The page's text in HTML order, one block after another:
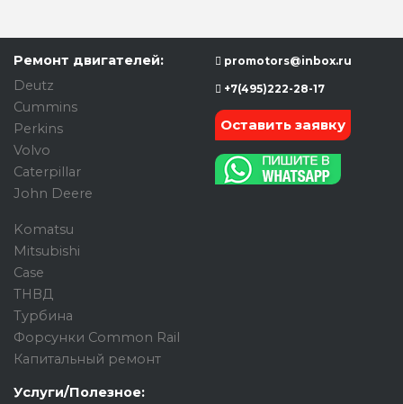
Ремонт двигателей:
Deutz
Cummins
Perkins
Volvo
Caterpillar
John Deere
Komatsu
Mitsubishi
Case
ТНВД
Турбина
Форсунки Common Rail
Капитальный ремонт
Услуги/Полезное:
promotors@inbox.ru
+7(495)222-28-17
Оставить заявку